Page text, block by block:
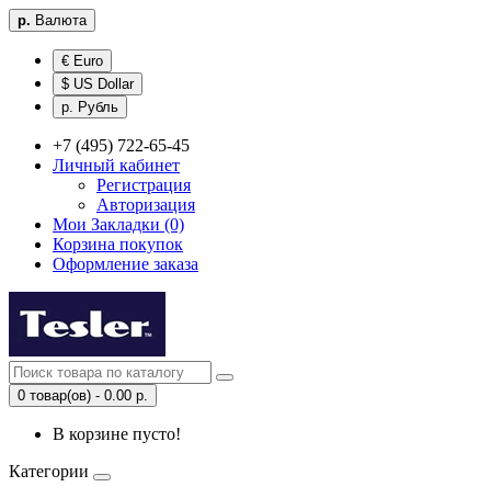
р. Валюта
€ Euro
$ US Dollar
р. Рубль
+7 (495) 722-65-45
Личный кабинет
Регистрация
Авторизация
Мои Закладки (0)
Корзина покупок
Оформление заказа
0 товар(ов) - 0.00 р.
В корзине пусто!
Категории